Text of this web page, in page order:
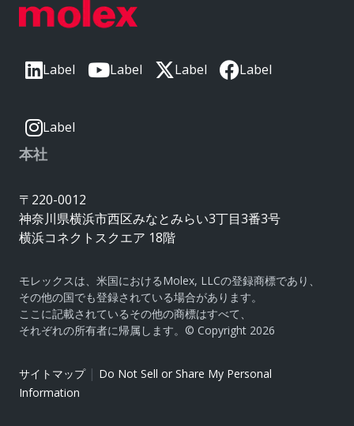
Label Label Label Label
Label
本社
〒220-0012
神奈川県横浜市西区みなとみらい3丁目3番3号
横浜コネクトスクエア 18階
モレックスは、米国におけるMolex, LLCの登録商標であり、
その他の国でも登録されている場合があります。
ここに記載されているその他の商標はすべて、
それぞれの所有者に帰属します。© Copyright 2026
サイトマップ| Do Not Sell or Share My Personal
Information